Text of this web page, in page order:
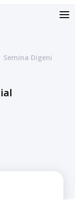
Semina Digeni